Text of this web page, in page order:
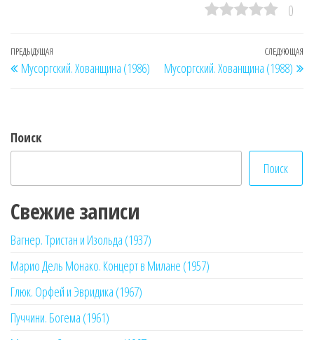
0
Навигация
по
Предыдущая
запись
ПРЕДЫДУЩАЯ
Мусоргский. Хованщина (1986)
СЛЕДУЮЩАЯ
Мусоргский. Хованщина (1988)
Поиск
Поиск
Свежие записи
Вагнер. Тристан и Изольда (1937)
Марио Дель Монако. Концерт в Милане (1957)
Глюк. Орфей и Эвридика (1967)
Пуччини. Богема (1961)